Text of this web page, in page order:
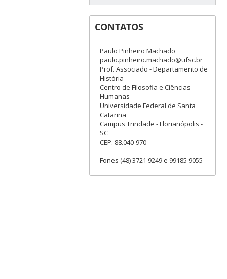
CONTATOS
Paulo Pinheiro Machado
paulo.pinheiro.machado@ufsc.br
Prof. Associado - Departamento de
História
Centro de Filosofia e Ciências
Humanas
Universidade Federal de Santa
Catarina
Campus Trindade - Florianópolis -
SC
CEP. 88.040-970
Fones (48) 3721 9249 e 99185 9055